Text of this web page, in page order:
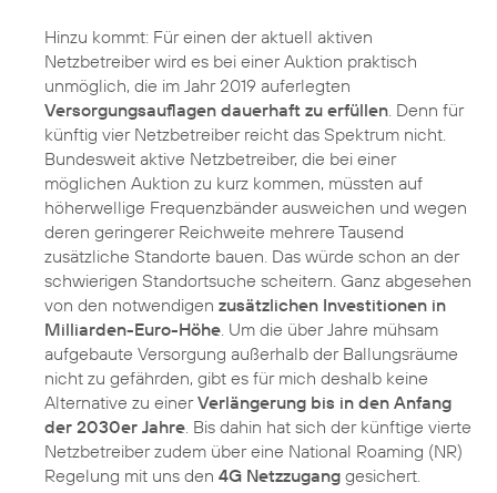
Hinzu kommt: Für einen der aktuell aktiven
Netzbetreiber wird es bei einer Auktion praktisch
unmöglich, die im Jahr 2019 auferlegten
Versorgungsauflagen dauerhaft zu erfüllen . Denn für
künftig vier Netzbetreiber reicht das Spektrum nicht.
Bundesweit aktive Netzbetreiber, die bei einer
möglichen Auktion zu kurz kommen, müssten auf
höherwellige Frequenzbänder ausweichen und wegen
deren geringerer Reichweite mehrere Tausend
zusätzliche Standorte bauen. Das würde schon an der
schwierigen Standortsuche scheitern. Ganz abgesehen
von den notwendigen zusätzlichen Investitionen in
Milliarden-Euro-Höhe . Um die über Jahre mühsam
aufgebaute Versorgung außerhalb der Ballungsräume
nicht zu gefährden, gibt es für mich deshalb keine
Alternative zu einerVerlängerung bis in den Anfang
der 2030er Jahre . Bis dahin hat sich der künftige vierte
Netzbetreiber zudem über eine National Roaming (NR)
Regelung mit uns den 4G Netzzugang